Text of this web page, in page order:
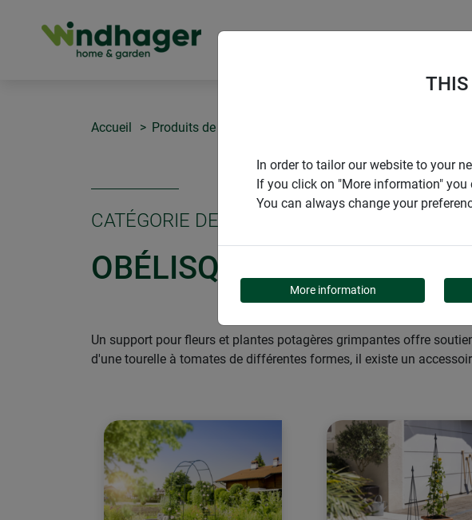
Accueil Produits de Windhager Home & Garden
CATÉGORIE DE PRODUITS
OBÉLISQUES &AMP;
Un support pour fleurs et plantes potagères grimpantes offre
d'une tourelle à tomates de différentes formes, il existe un
THIS
In order to tailor our website to your
If you click on "More information"
You can always change your
More information